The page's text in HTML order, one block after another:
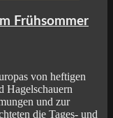
Frühsommer
von heftigen
Hagelschauern
und zur
die Tages- und